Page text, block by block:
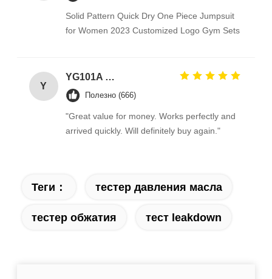
Solid Pattern Quick Dry One Piece Jumpsuit
for Women 2023 Customized Logo Gym Sets
Y
YG101A Series Temperature Environmental Test Chamber
Полезно (666)
"Great value for money. Works perfectly and
arrived quickly. Will definitely buy again."
Теги： тестер давления масла
тестер обжатия тест leakdown